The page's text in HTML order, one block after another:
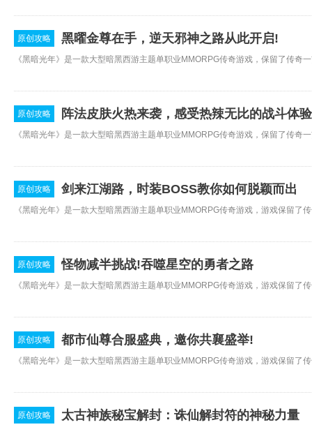
原创攻略 黑曜金尊在手，逆天邪神之路从此开启!
原创攻略 阵法皮肤火热来袭，感受热辣无比的战斗体
原创攻略 剑来江湖路，时装BOSS教你如何脱颖而出
原创攻略 怪物减半挑战!吞噬星空的勇者之路
原创攻略 都市仙尊合服盛典，邀你共襄盛举!
原创攻略 太古神族秘宝解封：诛仙解封符的神秘力量